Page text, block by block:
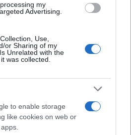
my
Advertising.
Use,
or Sharing of my
Unrelated with the
was collected.
to enable storage
like cookies on web or